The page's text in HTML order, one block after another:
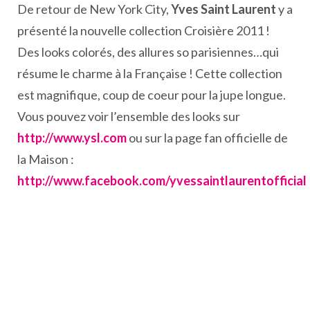
De retour de New York City,Yves Saint Laurenty a
présenté la nouvelle collection Croisière 2011 !
Des looks colorés, des allures so parisiennes…qui
résume le charme à la Française ! Cette collection
est magnifique, coup de coeur pour la jupe longue.
Vous pouvez voir l’ensemble des looks sur
http://www.ysl.comou sur la page fan officielle de
la Maison :
http://www.facebook.com/yvessaintlaurentofficial